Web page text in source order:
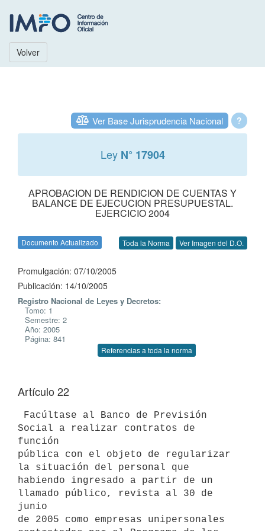
Volver
?
Ver Base Jurisprudencia Nacional
Ley N° 17904
APROBACION DE RENDICION DE CUENTAS Y
BALANCE DE EJECUCION PRESUPUESTAL.
EJERCICIO 2004
Documento Actualizado Toda la Norma Ver Imagen del D.O.
Promulgación: 07/10/2005
Publicación: 14/10/2005
Registro Nacional de Leyes y Decretos:
Tomo: 1
Semestre: 2
Año: 2005
Página: 841
Referencias a toda la norma
Artículo 22
Social a realizar contratos de
función
pública con el objeto de regularizar
la situación del personal que
habiendo ingresado a partir de un
llamado público, revista al 30 de
junio
de 2005 como empresas unipersonales